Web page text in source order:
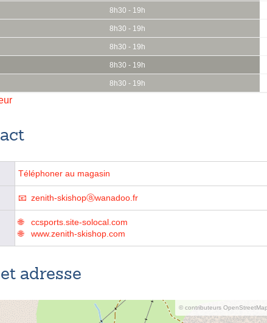
8h30 - 19h
8h30 - 19h
8h30 - 19h
8h30 - 19h
8h30 - 19h
Téléphoner au magasin
zenith-skishopⓐwanadoo.fr
ccsports.site-solocal.com
www.zenith-skishop.com
adresse
© contributeurs OpenStreetMap